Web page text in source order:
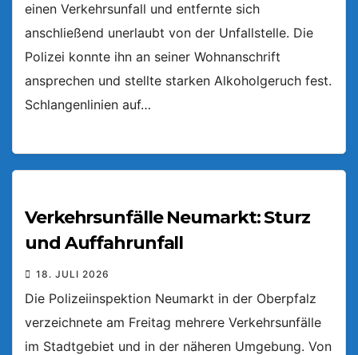
einen Verkehrsunfall und entfernte sich
anschließend unerlaubt von der Unfallstelle. Die
Polizei konnte ihn an seiner Wohnanschrift
ansprechen und stellte starken Alkoholgeruch fest.
Schlangenlinien auf…
Verkehrsunfälle Neumarkt: Sturz
und Auffahrunfall
18. JULI 2026
Die Polizeiinspektion Neumarkt in der Oberpfalz
verzeichnete am Freitag mehrere Verkehrsunfälle
im Stadtgebiet und in der näheren Umgebung. Von